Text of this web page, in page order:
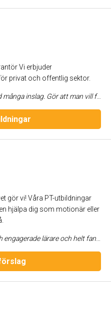
Vi erbjuder
privat och offentlig sektor.
inslag. Gör att man vill fortsätta utbilda sig.
gör vi! Våra PT-utbildningar
hjälpa dig som motionär eller
givit mig minnen för livet. Jag har haft stor nytta av utbildningen i min roll som tränare och är väldigt glad att jag valde just denna utbildning.